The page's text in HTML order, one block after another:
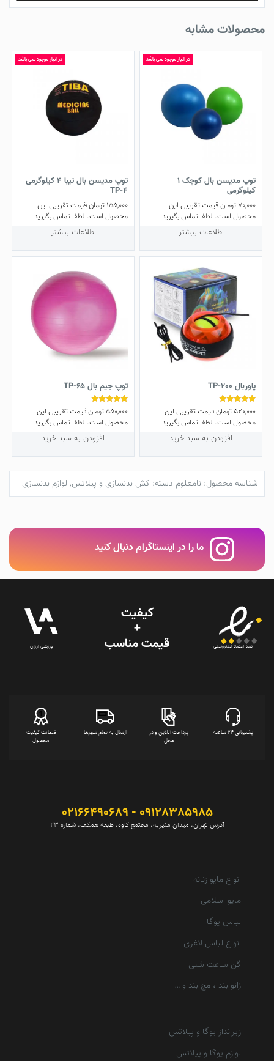
محصولات مشابه
در انبار موجود نمی باشد
توپ مدیسن بال کوچک 1
کیلوگرمی
70,000 تومانقیمت تقریبی این
محصول است. لطفا تماس بگیرید
اطلاعات بیشتر
در انبار موجود نمی باشد
توپ مدیسن بال تیبا 4 کیلوگرمی
TP-4
155,000 تومانقیمت تقریبی این
محصول است. لطفا تماس بگیرید
اطلاعات بیشتر
پاوربال TP-200
نمره
5.00
از 5
520,000تومانقیمت تقریبی این
محصول است. لطفا تماس بگیرید
افزودن به سبد خرید
توپ جیم بال TP-65
نمره
5.00
از 5
550,000تومانقیمت تقریبی این
محصول است. لطفا تماس بگیرید
افزودن به سبد خرید
شناسه محصول: نامعلوم دسته: کش بدنسازی و پیلاتس, لوازم بدنسازی
ما را در اینستاگرام دنبال کنید
نماد اعتماد الکترونیکی
کیفیت
+
قیمت‌ مناسب ورزشی ارزان
پشتیبانی 24 ساعته
پرداخت آنلاین و در
محل
ارسال به تمام شهرها
ضمانت کیفیت
محصول
09128385985 - 02166490689
آدرس تهران، میدان منیریه، مجتمع کاوه، طبقه همکف، شماره 23
انواع مایو زنانه
مایو اسلامی
لباس یوگا
انواع لباس لاغری
گن ساعت شنی
زانو بند ، مچ بند و …
زیرانداز یوگا و پیلاتس
لوازم یوگا و پیلاتس